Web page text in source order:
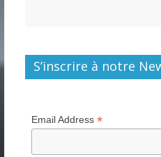
S’inscrire à notre
Email Address*